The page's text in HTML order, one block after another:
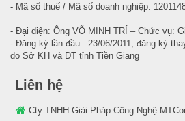
- Mã số thuế / Mã số doanh nghiệp:
- Đại diện: Ông VÕ MINH TRÍ – Chức vụ:
- Đăng ký lần đầu : 23/06/2011, đăng ký
do Sở KH và ĐT tỉnh Tiền Giang
Liên hệ
Cty TNHH Giải Pháp Công Nghệ